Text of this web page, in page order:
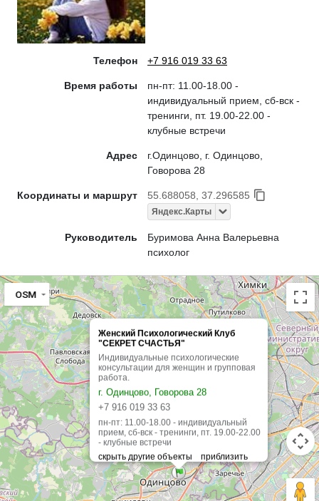
Телефон +7 916 019 33 63
Время работы
пн-пт: 11.00-18.00 -
индивидуальный прием, сб-вск -
тренинги, пт. 19.00-22.00 -
клубные встречи
Адрес
г.Одинцово, г. Одинцово,
Говорова 28
Координаты и маршрут 55.688058, 37.296585
Яндекс.Карты
Руководитель
Буримова Анна Валерьевна
психолог
Женский Психологический Клуб
"СЕКРЕТ СЧАСТЬЯ"
Индивидуальные психологические
консультации для женщин и групповая
работа.
г. Одинцово, Говорова 28
+7 916 019 33 63
пн-пт: 11.00-18.00 - индивидуальный
прием, сб-вск - тренинги, пт. 19.00-22.00
- клубные встречи
OSM